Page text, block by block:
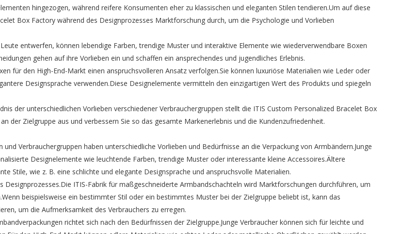
hingezogen, während reifere Konsumenten eher zu klassischen und eleganten Stilen tendieren.Um auf diese
Box Factory während des Designprozesses Marktforschung durch, um die Psychologie und Vorlieben
entwerfen, können lebendige Farben, trendige Muster und interaktive Elemente wie wiederverwendbare Boxen
gehen auf ihre Vorlieben ein und schaffen ein ansprechendes und jugendliches Erlebnis.
für den High-End-Markt einen anspruchsvolleren Ansatz verfolgen.Sie können luxuriöse Materialien wie Leder oder
Designsprache verwenden.Diese Designelemente vermitteln den einzigartigen Wert des Produkts und spiegeln
der unterschiedlichen Vorlieben verschiedener Verbrauchergruppen stellt die ITIS Custom Personalized Bracelet Box
an der Zielgruppe aus und verbessern Sie so das gesamte Markenerlebnis und die Kundenzufriedenheit.
und Verbrauchergruppen haben unterschiedliche Vorlieben und Bedürfnisse an die Verpackung von Armbändern.Junge
Designelemente wie leuchtende Farben, trendige Muster oder interessante kleine Accessoires.Ältere
Stile, wie z. B. eine schlichte und elegante Designsprache und anspruchsvolle Materialien.
Designprozesses.Die ITIS-Fabrik für maßgeschneiderte Armbandschachteln wird Marktforschungen durchführen, um
beispielsweise ein bestimmter Stil oder ein bestimmtes Muster bei der Zielgruppe beliebt ist, kann das
um die Aufmerksamkeit des Verbrauchers zu erregen.
richtet sich nach den Bedürfnissen der Zielgruppe.Junge Verbraucher können sich für leichte und